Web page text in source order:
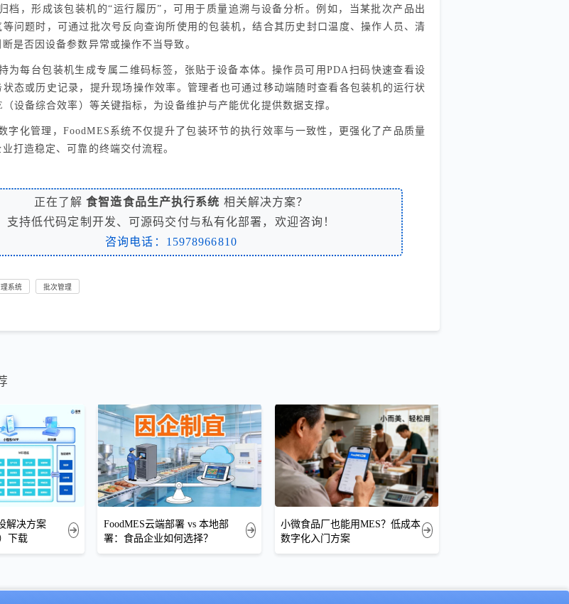
档，形成该包装机的“运行履历”，可用于质量追溯与设备分析。例如，当某批次产品出
等问题时，可通过批次号反向查询所使用的包装机，结合其历史封口温度、操作人员、清
是否因设备参数异常或操作不当导致。
为每台包装机生成专属二维码标签，张贴于设备本体。操作员可用PDA扫码快速查看设
态或历史记录，提升现场操作效率。管理者也可通过移动端随时查看各包装机的运行状
设备综合效率）等关键指标，为设备维护与产能优化提供数据支撑。
字化管理，FoodMES系统不仅提升了包装环节的执行效率与一致性，更强化了产品质量
打造稳定、可靠的终端交付流程。
正在了解食智造食品生产执行系统 相关解决方案？
支持低代码定制开发、可源码交付与私有化部署，欢迎咨询！
咨询电话：15978966810
系统 批次管理
解决方案
下载
FoodMES云端部署 vs 本地部
署：食品企业如何选择？
小微食品厂也能用MES？低成本
数字化入门方案